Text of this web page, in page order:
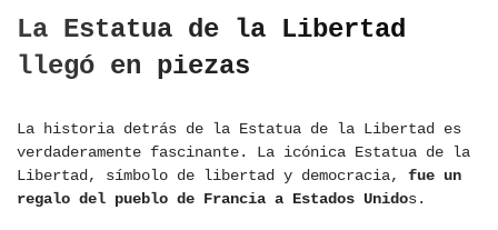
La Estatua de la Libertad
llegó en piezas
La historia detrás de la Estatua de la Libertad es
verdaderamente fascinante. La icónica Estatua de la
Libertad, símbolo de libertad y democracia, fue un
regalo del pueblo de Francia a Estados Unidos.